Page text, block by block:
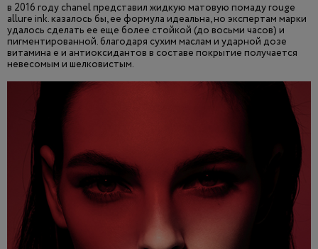
в 2016 году chanel представил жидкую матовую помаду rouge
allure ink. казалось бы, ее формула идеальна, но экспертам марки
удалось сделать ее еще более стойкой (до восьми часов) и
пигментированной. благодаря сухим маслам и ударной дозе
витамина е и антиоксидантов в составе покрытие получается
невесомым и шелковистым.